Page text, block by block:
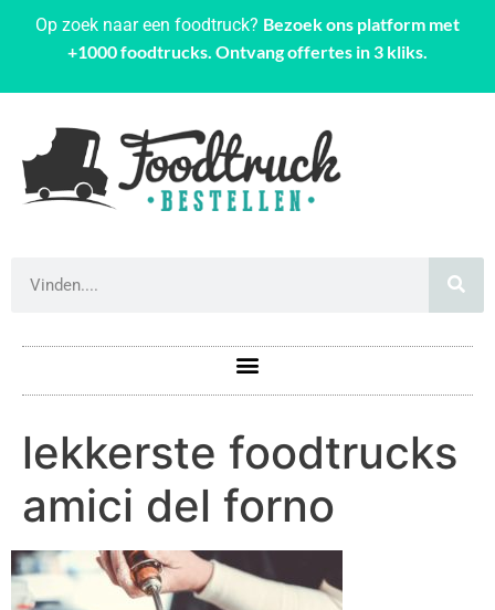
Op zoek naar een foodtruck? Bezoek ons platform met
+1000 foodtrucks. Ontvang offertes in 3 kliks.
lekkerste foodtrucks
amici del forno